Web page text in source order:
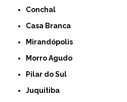
Conchal
Casa Branca
Mirandópolis
Morro Agudo
Pilar do Sul
Juquitiba